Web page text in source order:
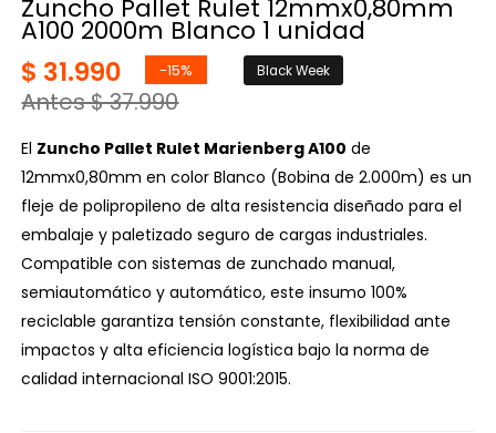
Zuncho Pallet Rulet 12mmx0,80mm
A100 2000m Blanco 1 unidad
$ 31.990 -15% Black Week
Antes $ 37.990
El Zuncho Pallet Rulet Marienberg A100 de
12mmx0,80mm en color Blanco (Bobina de 2.000m) es un
fleje de polipropileno de alta resistencia diseñado para el
embalaje y paletizado seguro de cargas industriales.
Compatible con sistemas de zunchado manual,
semiautomático y automático, este insumo 100%
reciclable garantiza tensión constante, flexibilidad ante
impactos y alta eficiencia logística bajo la norma de
calidad internacional ISO 9001:2015.